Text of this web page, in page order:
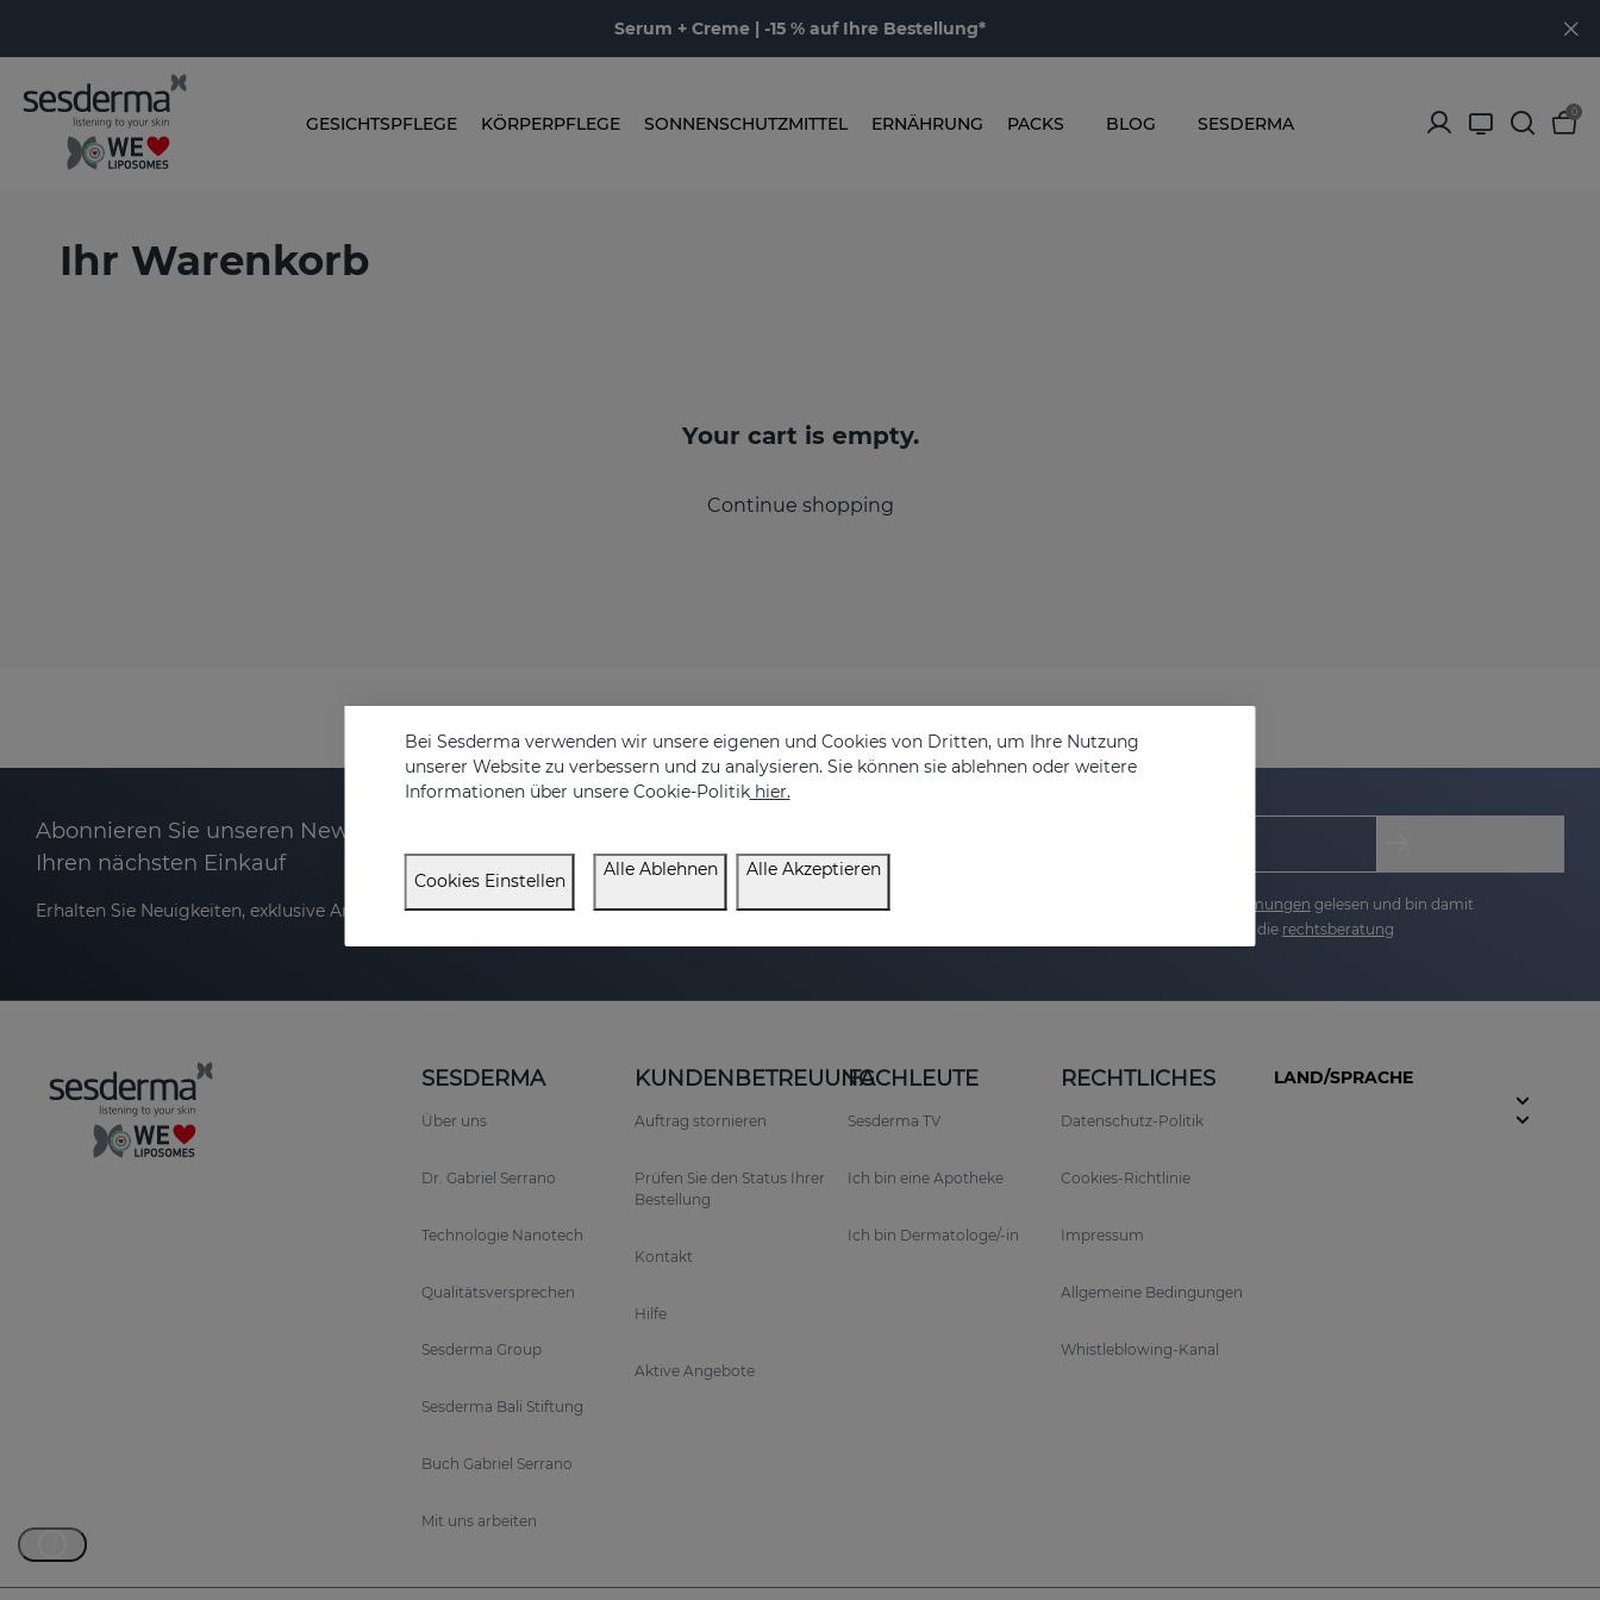
Serum + Creme | -15 % auf Ihre Bestellung*
GESICHTSPFLEGE KÖRPERPFLEGE SONNENSCHUTZMITTEL ERNÄHRUNG PACKS BLOG SESDERMA
0
Ihr Warenkorb
Your cart is empty.
Continue shopping
Abonnieren Sie unseren Newsletter und erhalten Sie 20% Rabatt auf
Ihren nächsten Einkauf
Erhalten Sie Neuigkeiten, exklusive Angebote und Tipps für die Pflege Ihrer Haut. Ich habe gelesen und akzeptiere die datenschutzbestimmungen gelesen und bin damit
und die rechtsberatung
SESDERMA
Über uns
Dr. Gabriel Serrano
Technologie Nanotech
Qualitätsversprechen
Sesderma Group
Sesderma Bali Stiftung
Buch Gabriel Serrano
Mit uns arbeiten
KUNDENBETREUUNG
Auftrag stornieren
Prüfen Sie den Status Ihrer
Bestellung
Kontakt
Hilfe
Aktive Angebote
FACHLEUTE
Sesderma TV
Ich bin eine Apotheke
Ich bin Dermatologe/-in
RECHTLICHES
Datenschutz-Politik
Cookies-Richtlinie
Impressum
Allgemeine Bedingungen
Whistleblowing-Kanal
LAND/SPRACHE
Bei Sesderma verwenden wir unsere eigenen und Cookies von Dritten, um Ihre Nutzung
unserer Website zu verbessern und zu analysieren. Sie können sie ablehnen oder weitere
Informationen über unsere Cookie-Politikhier.
Cookies Einstellen
Alle Ablehnen Alle Akzeptieren